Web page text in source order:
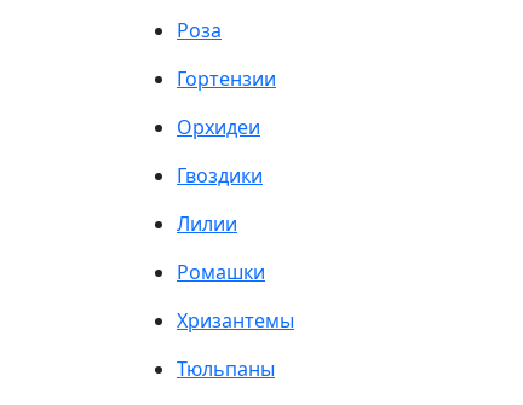
Роза
Гортензии
Орхидеи
Гвоздики
Лилии
Ромашки
Хризантемы
Тюльпаны